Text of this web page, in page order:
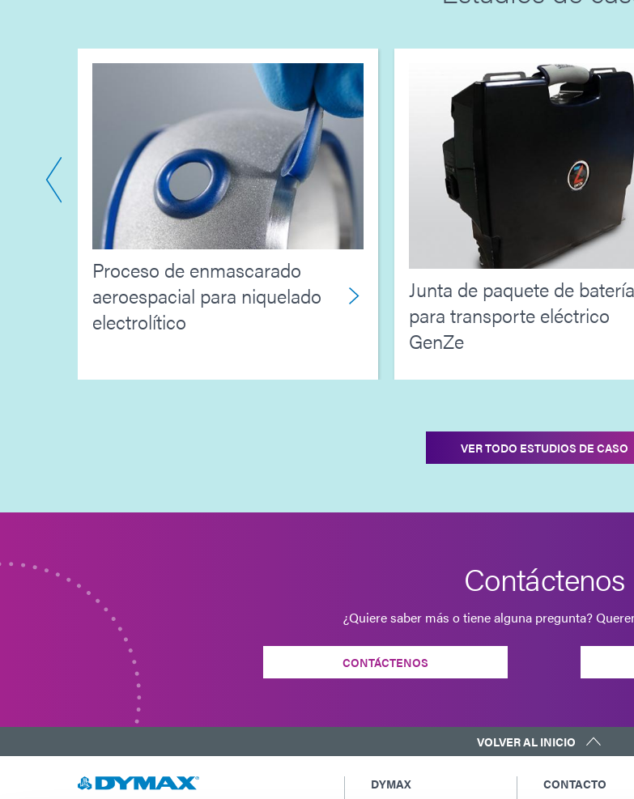
Proceso de enmascarado
aeroespacial para niquelado
electrolítico
Junta de paquete de batería
para transporte eléctrico
GenZe
VER TODO ESTUDIOS DE CASO
Contáctenos
¿Quiere saber más o tiene alguna pregunta?
CONTÁCTENOS
VOLVER AL INICIO
DYMAX CONTACTO